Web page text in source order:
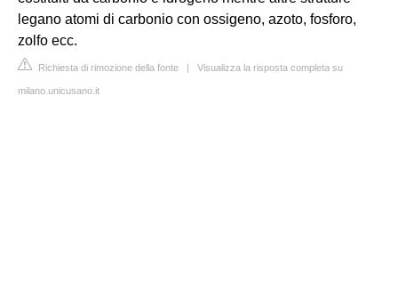
legano atomi di carbonio con ossigeno, azoto, fosforo,
zolfo ecc.
Richiesta di rimozione della fonte | Visualizza la risposta completa su
milano.unicusano.it